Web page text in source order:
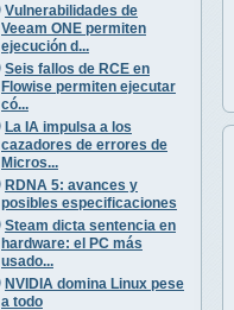
Vulnerabilidades de
Veeam ONE permiten
ejecución d...
Seis fallos de RCE en
Flowise permiten ejecutar
có...
La IA impulsa a los
cazadores de errores de
Micros...
RDNA 5: avances y
posibles especificaciones
Steam dicta sentencia en
hardware: el PC más
usado...
NVIDIA domina Linux pese
a todo